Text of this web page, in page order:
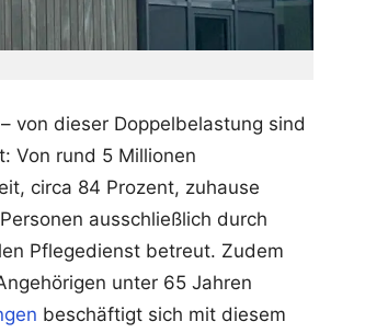
von dieser Doppelbelastung sind
Von rund 5 Millionen
circa 84 Prozent, zuhause
ausschließlich durch
Pflegedienst betreut. Zudem
unter 65 Jahren
beschäftigt sich mit diesem